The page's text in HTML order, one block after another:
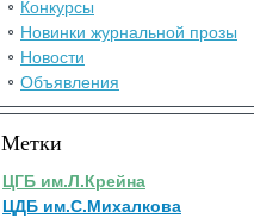
Конкурсы
Новинки журнальной прозы
Новости
Объявления
Метки
ЦГБ им.Л.Крейна
ЦДБ им.С.Михалкова